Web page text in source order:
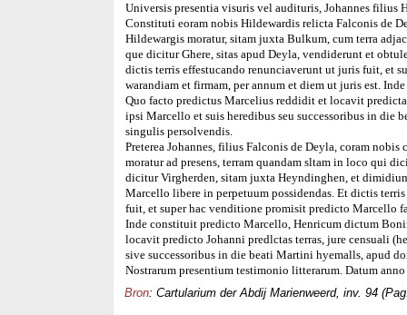
Universis presentia visuris vel audituris, Johannes filius
Constituti eoram nobis Hildewardis relicta Falconis de
Hildewargis moratur, sitam juxta Bulkum, cum terra
que dicitur Ghere, sitas apud Deyla, vendiderunt et
dictis terris effestucando renunciaverunt ut juris fuit, et
warandiam et firmam, per annum et diem ut juris est.
Quo facto predictus Marcelius reddidit et locavit
ipsi Marcello et suis heredibus seu successoribus in
singulis persolvendis.
Preterea Johannes, filius Falconis de Deyla, coram
moratur ad presens, terram quandam sltam in loco qui
dicitur Virgherden, sitam juxta Heyndinghen, et
Marcello libere in perpetuum possidendas. Et dictis
fuit, et super hac venditione promisit predicto Marcello
Inde constituit predicto Marcello, Henricum dictum
locavit predicto Johanni predlctas terras, jure censuali
sive successoribus in die beati Martini hyemalls, apud
Nostrarum presentium testimonio litterarum. Datum
Bron: Cartularium der Abdij Marienweerd, inv. 94